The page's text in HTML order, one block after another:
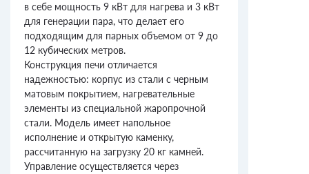
в себе мощность 9 кВт для нагрева и 3 кВт
для генерации пара, что делает его
подходящим для парных объемом от 9 до
12 кубических метров.
Конструкция печи отличается
надежностью: корпус из стали с черным
матовым покрытием, нагревательные
элементы из специальной жаропрочной
стали. Модель имеет напольное
исполнение и открытую каменку,
рассчитанную на загрузку 20 кг камней.
Управление осуществляется через